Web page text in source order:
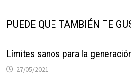
PUEDE QUE TAMBIÉN TE
Límites sanos para la
27/05/2021